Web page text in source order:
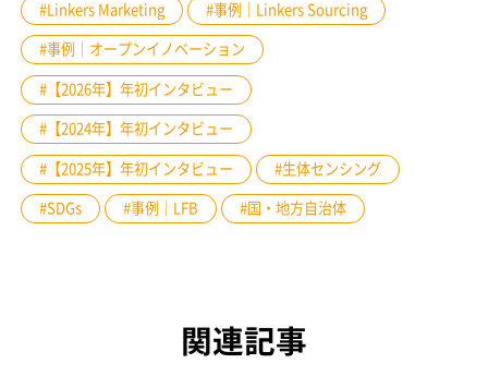
#Linkers Marketing #事例｜Linkers Sourcing
#事例｜オープンイノベーション
#【2026年】年初インタビュー
#【2024年】年初インタビュー
#【2025年】年初インタビュー #生体センシング
#SDGs #事例｜LFB #国・地方自治体
関連記事